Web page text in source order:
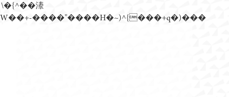
n�)���Z��)�����ڝǩ��+s�گ�0��k����+Z� \�{^���鞳����܆)]� hrW���i���朅��zƬ~'ߊW��+-����"����H�~)^{���+q�)���